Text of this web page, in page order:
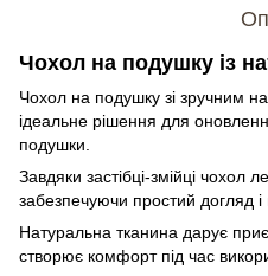
Чохол на подушку із
Чохол на подушку зі зручним
ідеальне рішення для
подушки.
Завдяки застібці-змійці чохол
забезпечуючи простий догляд і
Натуральна тканина дарує
створює комфорт під час